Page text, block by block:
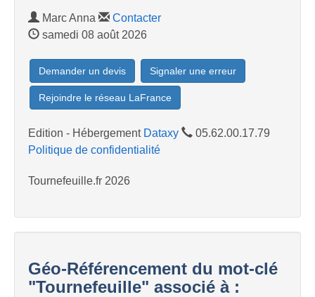
Marc Anna
Contacter
samedi 08 août 2026
Demander un devis Signaler une erreur
Rejoindre le réseau LaFrance
Edition - Hébergement Dataxy
05.62.00.17.79
Politique de confidentialité
Tournefeuille.fr 2026
Géo-Référencement du mot-clé
"Tournefeuille" associé à :